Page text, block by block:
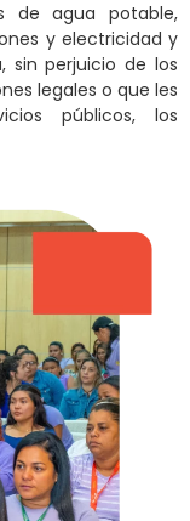
de agua potable,
y electricidad y
sin perjuicio de los
legales o que les
públicos, los